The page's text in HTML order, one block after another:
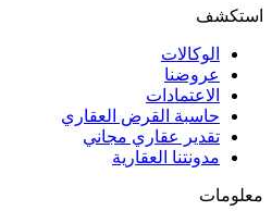
استكشف
الوكالات
عروضنا
الاعتمادات
حاسبة القرض العقاري
تقدير عقاري مجاني
مدونتنا العقارية
معلومات